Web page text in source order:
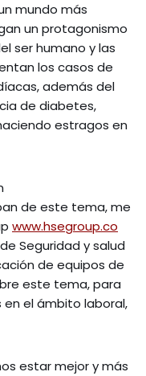
mundo más
un protagonismo
ser humano y las
los casos de
además del
de diabetes,
estragos en
de este tema, me
www.hsegroup.co
Seguridad y salud
de equipos de
este tema, para
el ámbito laboral,
estar mejor y más